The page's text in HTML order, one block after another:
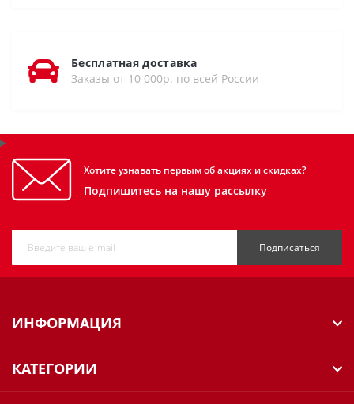
Бесплатная доставка
Заказы от 10 000р. по всей России
Хотите узнавать первым об акциях и скидках?
Подпишитесь на нашу рассылку
Подписаться
ИНФОРМАЦИЯ
КАТЕГОРИИ